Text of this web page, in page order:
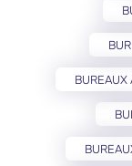
BUREAUX